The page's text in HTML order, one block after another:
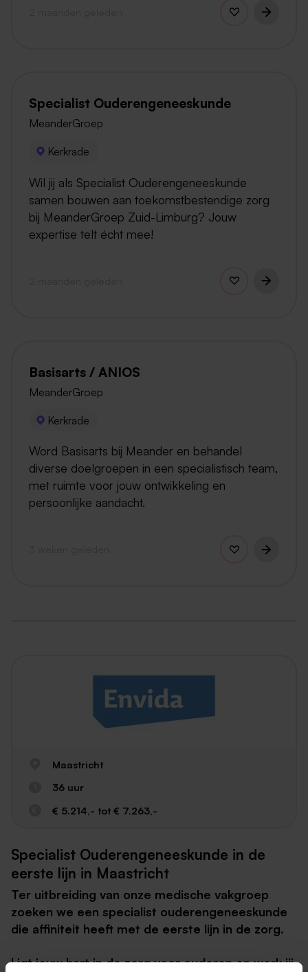
Specialist Ouderengeneeskunde
MeanderGroep
Kerkrade
Wil jij als Specialist Ouderengeneeskunde
samen bouwen aan toekomstbestendige zorg
bij MeanderGroep Zuid-Limburg? Jouw
expertise telt écht mee!
Basisarts / ANIOS
MeanderGroep
Kerkrade
Word Basisarts bij Meander en behandel
diverse doelgroepen in een specialistisch team,
met ruimte voor jouw ontwikkeling en
persoonlijke aandacht.
Maastricht
36 uur
€ 5.214,- tot € 7.263,-
Specialist Ouderengeneeskunde in de
eerste lijn in Maastricht
Ter uitbreiding van onze medische vakgroep
zoeken we een specialist ouderengeneeskunde
die affiniteit heeft met de eerste lijn in de zorg.
Ligt jouw hart in de zorg voor ouderen en werk jij